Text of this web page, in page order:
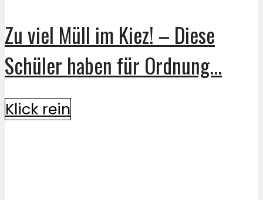
Zu viel Müll im Kiez! – Diese
Schüler haben für Ordnung...
Klick rein